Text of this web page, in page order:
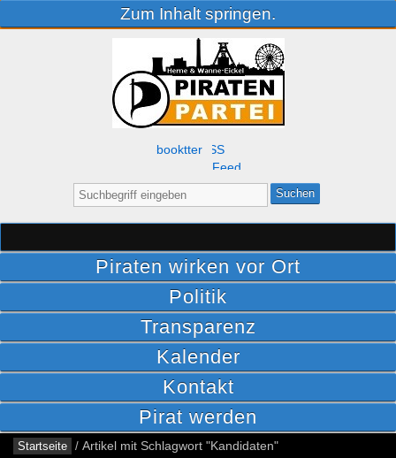
Zum Inhalt springen.
FacebookTwitterRSS
Feed
Suche
nach:
Piraten wirken vor Ort
Politik
Transparenz
Kalender
Kontakt
Pirat werden
Startseite / Artikel mit Schlagwort "Kandidaten"